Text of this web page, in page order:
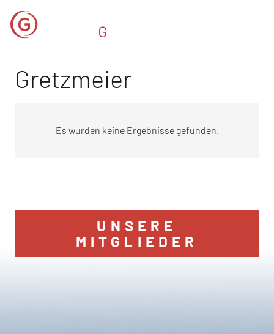
Gretzmeier
Es wurden keine Ergebnisse gefunden.
UNSERE
MITGLIEDER